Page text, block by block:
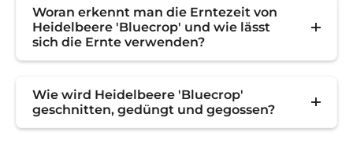
Woran erkennt man die Erntezeit von
Heidelbeere 'Bluecrop' und wie lässt
sich die Ernte verwenden?
Wie wird Heidelbeere 'Bluecrop'
geschnitten, gedüngt und gegossen?